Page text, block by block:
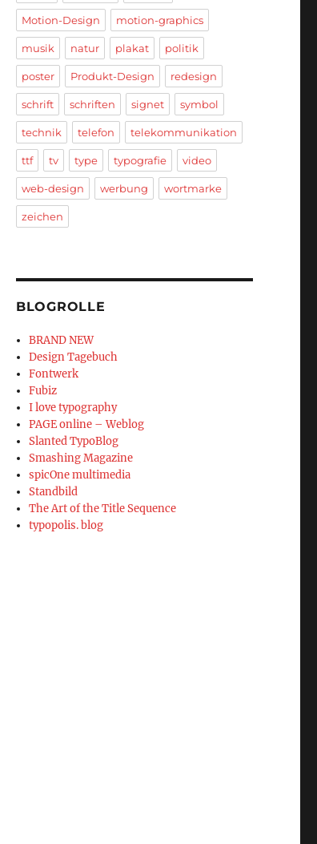
Motion-Design motion-graphics
musik natur plakat politik
poster Produkt-Design redesign
schrift schriften signet symbol
technik telefon telekommunikation
ttf tv type typografie video
web-design werbung wortmarke
zeichen
BLOGROLLE
BRAND NEW
Design Tagebuch
Fontwerk
Fubiz
I love typography
PAGE online – Weblog
Slanted TypoBlog
Smashing Magazine
spicOne multimedia
Standbild
The Art of the Title Sequence
typopolis. blog